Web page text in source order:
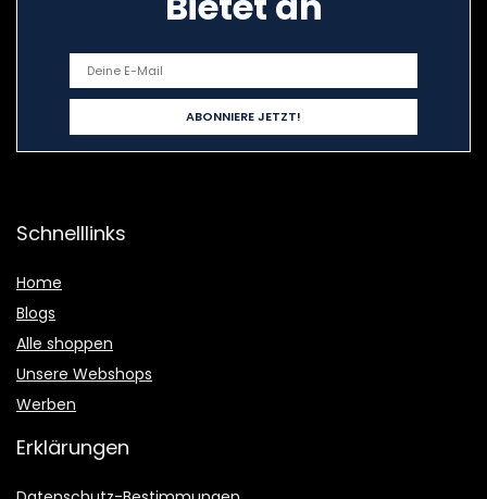
Schnelllinks
Home
Blogs
Alle shoppen
Unsere Webshops
Werben
Erklärungen